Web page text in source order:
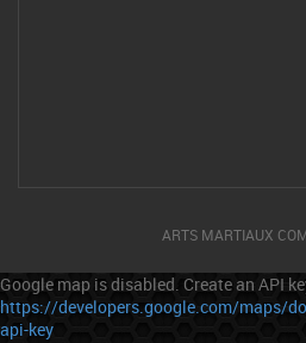
ARTS MARTIAUX
Google map is disabled. Create an API
https://developers.google.com/maps/
api-key